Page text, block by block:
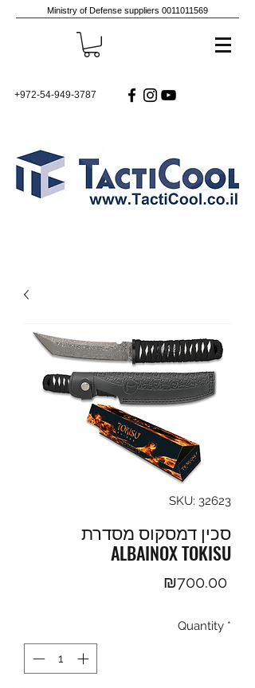
Ministry of Defense suppliers 0011011569
+972-54-949-3787
SKU: 32623
סכין דמסקוס מסדרת
ALBAINOX TOKISU
₪700.00Price
Quantity *